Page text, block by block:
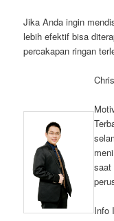
Jika Anda ingin
lebih efektif bisa
percakapan ringan
saat
Info